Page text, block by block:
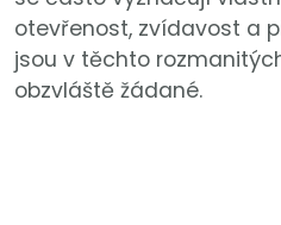
otevřenost, zvídavost a
jsou v těchto
obzvláště žádané.